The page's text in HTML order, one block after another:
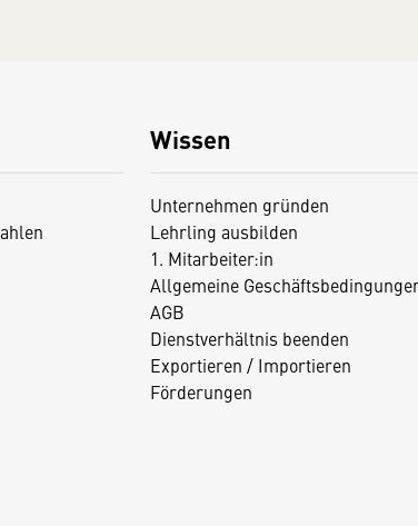
Wissen
Unternehmen gründen
Lehrling ausbilden
1. Mitarbeiter:in
Allgemeine
AGB
Dienstverhältnis beenden
Exportieren / Importieren
Förderungen